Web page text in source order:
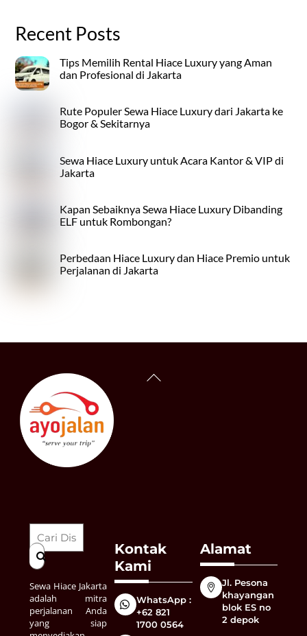
Recent Posts
Tips Memilih Rental Hiace Luxury yang Aman
dan Profesional di Jakarta
Rute Populer Sewa Hiace Luxury dari Jakarta ke
Bogor & Sekitarnya
Sewa Hiace Luxury untuk Acara Kantor & VIP di
Jakarta
Kapan Sebaiknya Sewa Hiace Luxury Dibanding
ELF untuk Rombongan?
Perbedaan Hiace Luxury dan Hiace Premio untuk
Perjalanan di Jakarta
Back
Sewa Hiace Jakarta
adalah mitra
perjalanan Anda
yang siap
Kontak
Kami
WhatsApp :
+62 821
1700 0564
Alamat
Jl. Pesona
khayangan
blok ES no
2 depok